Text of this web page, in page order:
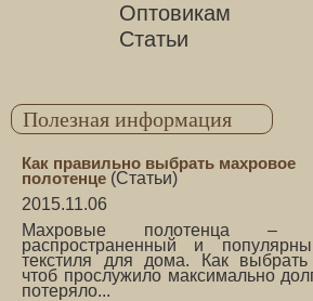
Оптовикам
Статьи
Полезная информация
Как правильно выбрать махровое
полотенце (Статьи)
2015.11.06
Махровые полотенца –
распространенный и
текстиля для дома. Как выбрать
чтоб прослужило максимально
потеряло...